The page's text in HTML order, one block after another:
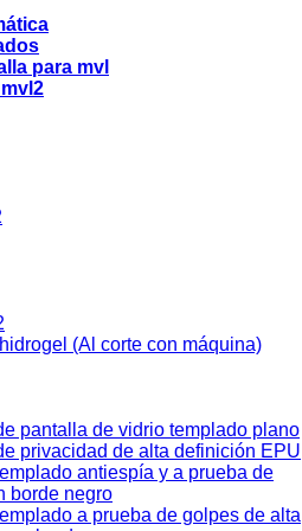
para mvl
(Al corte con máquina)
pantalla de vidrio templado plano
privacidad de alta definición EPU
antiespía y a prueba de
borde negro
a prueba de golpes de alta